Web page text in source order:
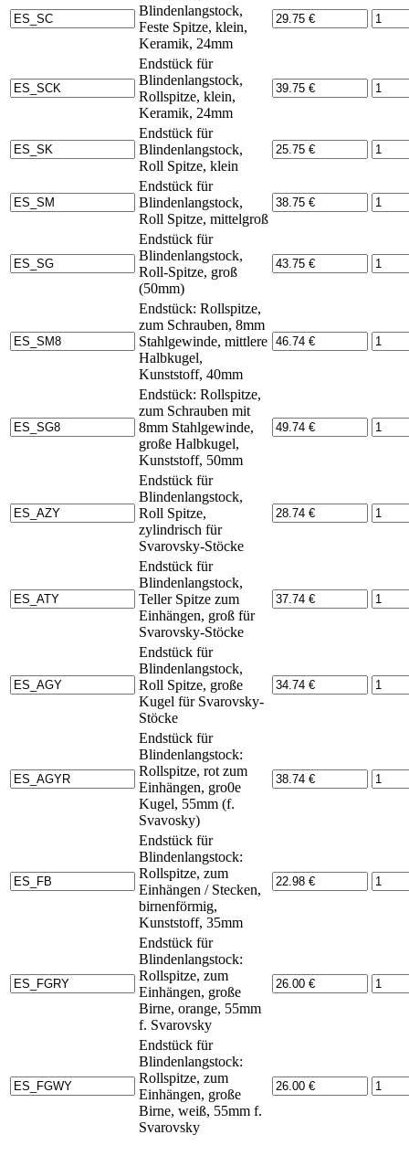
Blindenlangstock,
Feste Spitze, klein,
Keramik, 24mm
Endstück für
Blindenlangstock,
Rollspitze, klein,
Keramik, 24mm
Endstück für
Blindenlangstock,
Roll Spitze, klein
Endstück für
Blindenlangstock,
Roll Spitze, mittelgroß
Endstück für
Blindenlangstock,
Roll-Spitze, groß
(50mm)
Endstück: Rollspitze,
zum Schrauben, 8mm
Stahlgewinde, mittlere
Halbkugel,
Kunststoff, 40mm
Endstück: Rollspitze,
zum Schrauben mit
8mm Stahlgewinde,
große Halbkugel,
Kunststoff, 50mm
Endstück für
Blindenlangstock,
Roll Spitze,
zylindrisch für
Svarovsky-Stöcke
Endstück für
Blindenlangstock,
Teller Spitze zum
Einhängen, groß für
Svarovsky-Stöcke
Endstück für
Blindenlangstock,
Roll Spitze, große
Kugel für Svarovsky-
Stöcke
Endstück für
Blindenlangstock:
Rollspitze, rot zum
Einhängen, gro0e
Kugel, 55mm (f.
Svavosky)
Endstück für
Blindenlangstock:
Rollspitze, zum
Einhängen / Stecken,
birnenförmig,
Kunststoff, 35mm
Endstück für
Blindenlangstock:
Rollspitze, zum
Einhängen, große
Birne, orange, 55mm
f. Svarovsky
Endstück für
Blindenlangstock:
Rollspitze, zum
Einhängen, große
Birne, weiß, 55mm f.
Svarovsky